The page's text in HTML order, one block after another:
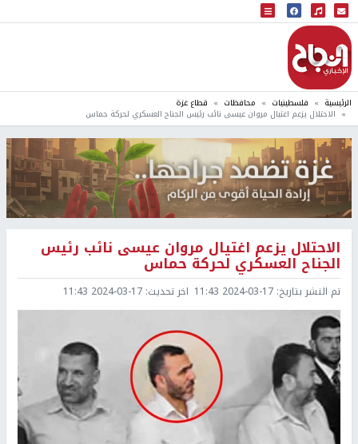
البث المباشر
إذاعة النجاح
الرئيسية فلسطينيات محافظات قطاع غزة
الاحتلال يزعم اغتيال مروان عيسى نائب رئيس الجناح العسكري لحركة حماس
الاحتلال يزعم اغتيال مروان عيسى نائب رئيس
الجناح العسكري لحركة حماس
تم النشر بتاريخ: 2024-03-17 11:43 اخر تحديث: 2024-03-17 11:43